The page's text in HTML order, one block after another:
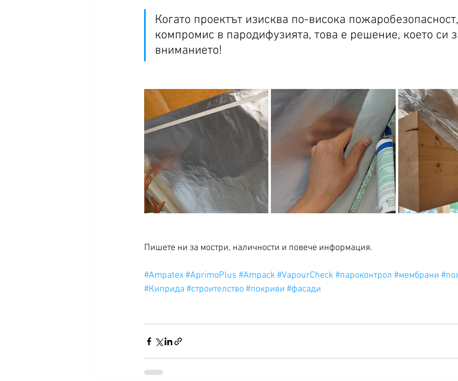
Когато проектът изисква по-висока
компромис в пародифузията, това е решение, което си
вниманието!
Пишете ни за мостри, наличности и повече информация.
#Ampatex#AprimoPlus #Ampack#VapourCheck#пароконтрол #мембрани
#Киприда #строителство #покриви #фасади